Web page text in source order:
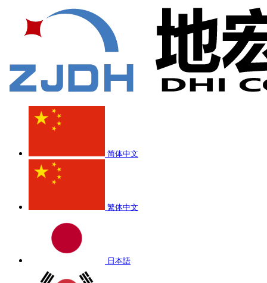
简体中文
繁体中文
日本語